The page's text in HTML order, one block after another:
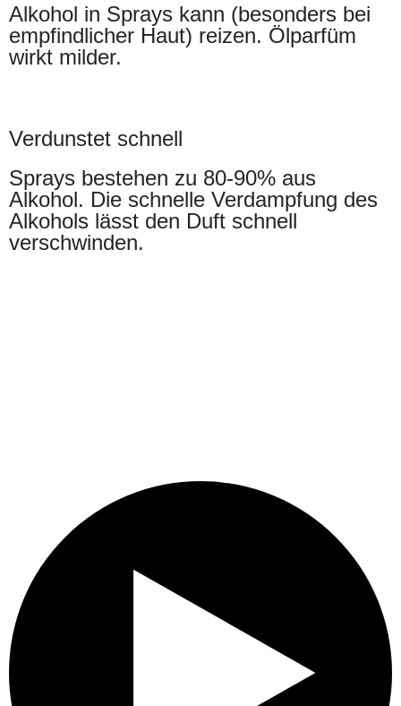
Alkohol in Sprays kann (besonders bei
empfindlicher Haut) reizen. Ölparfüm
wirkt milder.
Verdunstet schnell
Sprays bestehen zu 80-90% aus
Alkohol. Die schnelle Verdampfung des
Alkohols lässt den Duft schnell
verschwinden.